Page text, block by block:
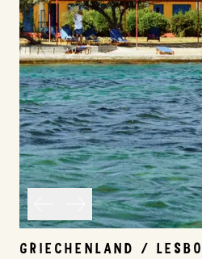
GRIECHENLAND /